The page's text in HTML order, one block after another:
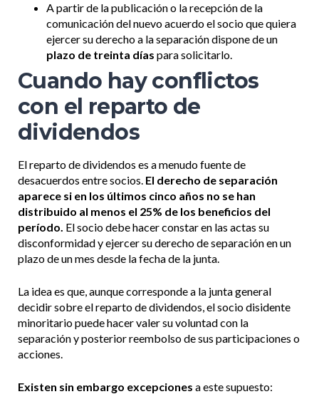
A partir de la publicación o la recepción de la
comunicación del nuevo acuerdo el socio que quiera
ejercer su derecho a la separación dispone de un
plazo de treinta días para solicitarlo.
Cuando hay conflictos
con el reparto de
dividendos
El reparto de dividendos es a menudo fuente de
desacuerdos entre socios. El derecho de separación
aparece si en los últimos cinco años no se han
distribuido al menos el 25% de los beneficios del
período. El socio debe hacer constar en las actas su
disconformidad y ejercer su derecho de separación en un
plazo de un mes desde la fecha de la junta.
La idea es que, aunque corresponde a la junta general
decidir sobre el reparto de dividendos, el socio disidente
minoritario puede hacer valer su voluntad con la
separación y posterior reembolso de sus participaciones o
acciones.
Existen sin embargo excepciones a este supuesto: